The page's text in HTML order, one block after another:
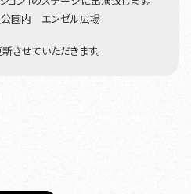
園内 エンゼル広場
させていただきます。